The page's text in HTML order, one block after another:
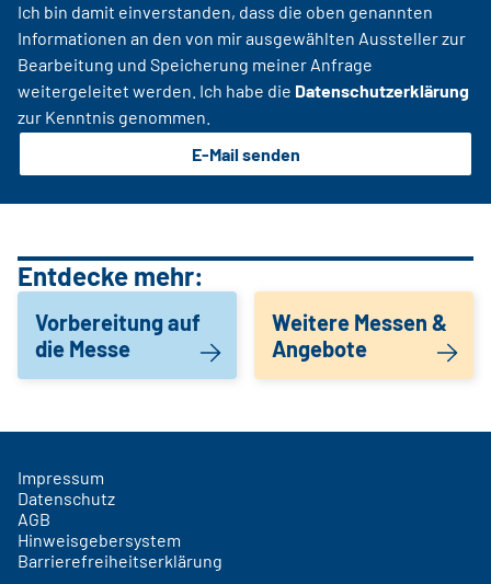
Ich bin damit einverstanden, dass die oben genannten
Informationen an den von mir ausgewählten Aussteller zur
Bearbeitung und Speicherung meiner Anfrage
weitergeleitet werden. Ich habe die Datenschutzerklärung
zur Kenntnis genommen.
E-Mail senden
Entdecke mehr:
Vorbereitung auf
die Messe
Weitere Messen &
Angebote
Impressum
Datenschutz
AGB
Hinweisgebersystem
Barrierefreiheitserklärung